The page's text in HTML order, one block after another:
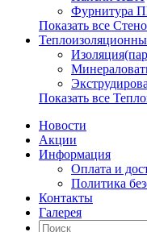
Фурнитура
Показать все
Показать все
Новости
Акции
Информация
Оплата и
Политика
Контакты
Галерея